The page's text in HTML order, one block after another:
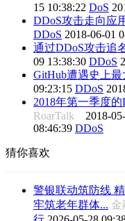
15 10:38:22 DoS
DDoS攻击走向应
DDoS 2018-06-01
通过DDoS攻击追
09 13:38:30 DDoS
GitHub遭遇史上
09:23:15 DDoS
2018年第一季度
RoarTalk 2018-
08:46:39 DDoS
猜你喜欢
警银联动筑防线
牢筑老年群体...